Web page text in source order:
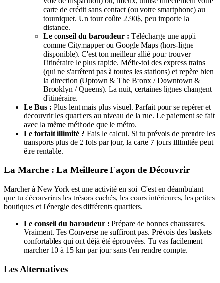
carte de crédit sans contact (ou votre smartphone) au
tourniquet. Un tour coûte 2.90$, peu importe la
distance.
Le conseil du baroudeur : Télécharge une appli
comme Citymapper ou Google Maps (hors-ligne
disponible). C'est ton meilleur allié pour trouver
l'itinéraire le plus rapide. Méfie-toi des express trains
(qui ne s'arrêtent pas à toutes les stations) et repère bien
la direction (Uptown & The Bronx / Downtown &
Brooklyn / Queens). La nuit, certaines lignes changent
d'itinéraire.
Le Bus : Plus lent mais plus visuel. Parfait pour se repérer et
découvrir les quartiers au niveau de la rue. Le paiement se fait
avec la même méthode que le métro.
Le forfait illimité ? Fais le calcul. Si tu prévois de prendre les
transports plus de 2 fois par jour, la carte 7 jours illimitée peut
être rentable.
La Marche : La Meilleure Façon de Découvrir
Marcher à New York est une activité en soi. C'est en déambulant
que tu découvriras les trésors cachés, les cours intérieures, les petites
boutiques et l'énergie des différents quartiers.
Le conseil du baroudeur : Prépare de bonnes chaussures.
Vraiment. Tes Converse ne suffiront pas. Prévois des baskets
confortables qui ont déjà été éprouvées. Tu vas facilement
marcher 10 à 15 km par jour sans t'en rendre compte.
Les Alternatives